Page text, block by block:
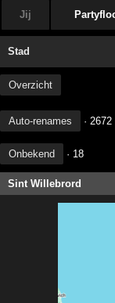
Jij
Stad
Overzicht
Auto-renames · 2672
Onbekend · 18
Sint Willebrord